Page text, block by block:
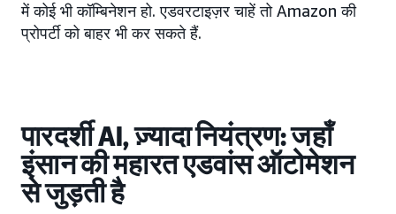
में कोई भी कॉम्बिनेशन हो. एडवरटाइज़र चाहें तो Amazon की
प्रोपर्टी को बाहर भी कर सकते हैं.
पारदर्शी AI, ज़्यादा नियंत्रण: जहाँ
इंसान की महारत एडवांस ऑटोमेशन
से जुड़ती है